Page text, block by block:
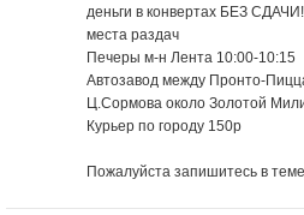
деньги в конвертах БЕЗ
места раздач
Печеры м-н Лента 10:00-10:15
Автозавод между Пронто-
Ц.Сормова около Золотой
Курьер по городу 150р
Пожалуйста запишитесь в